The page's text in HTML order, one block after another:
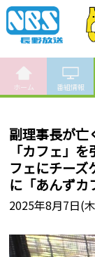
ホーム 番組情報
副理事長が
「カフェ」
フェにチー
に「あんずカ
2025年8月7日(